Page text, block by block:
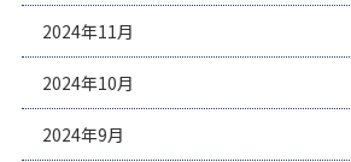
2024年11月
2024年10月
2024年9月